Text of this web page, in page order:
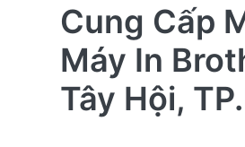
Cung Cấp
Máy In
Tây Hội,